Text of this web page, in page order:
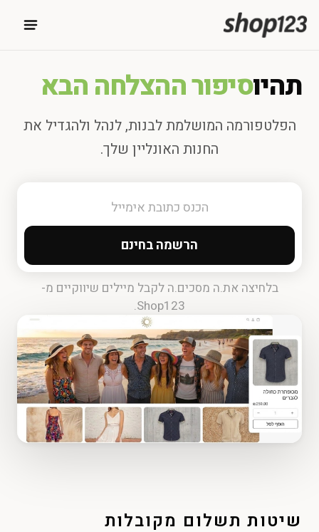
תהיוסיפור ההצלחה הבא
הפלטפורמה המושלמת לבנות, לנהל ולהגדיל את
החנות האונליין שלך.
הרשמה בחינם
בלחיצה את.ה מסכים.ה לקבל מיילים שיווקיים מ-
Shop123.
שיטות תשלום מקובלות